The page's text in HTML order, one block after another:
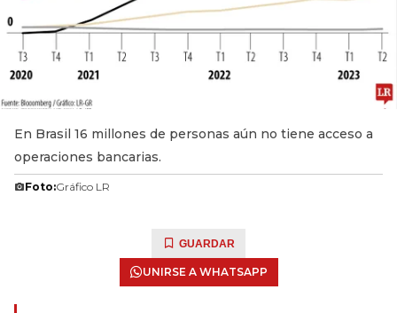
En Brasil 16 millones de personas aún no tiene acceso a
operaciones bancarias.
Foto:Gráfico LR
GUARDAR
UNIRSE A WHATSAPP